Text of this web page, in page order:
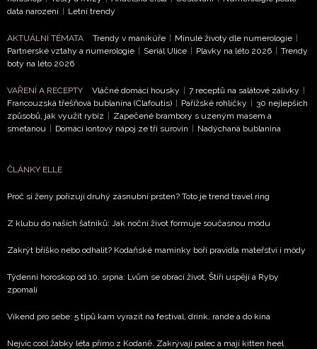
informace od našich partnerů? Pokud souhlasíte se
zpracováním údajů k tomuto účelu podle
soukromí BurdaMedia Extra s.r.o. , zaškrtněte toto pole.
data narození
Letní trendy
AKTUÁLNÍ TÉMATA Trendy v manikúře Minulé životy dle numerologie
Partnerské vztahy a numerologie
Seriál Ulice Plavky na léto 2026
Trendy
boty na léto 2026
VAŘENÍ A RECEPTY Vláčné domácí housky 7 receptů na salátové zálivky
Francouzská třešňová bublanina (Clafoutis)
Pařížské rohlíčky
30 nejlepších
způsobů, jak využít rybíz
Zapečené brambory s uzeným masem a
smetanou
Domácí iontový nápoj ze tří surovin Nadýchaná bublanina
ČLÁNKY ELLE
Proč si ženy pořizují druhý zásnubní prsten? Toto je trend travel ring
Z klubu do našich šatníků: Jak noční život formuje současnou módu
Zakrýt bříško nebo odhalit? Kodaňské maminky boří pravidla mateřství i módy
Týdenní horoskop od 10. srpna: Lvům se obrací život, Štíři uspějí a Ryby
zpomalí
Víkend pro sebe: 5 tipů kam vyrazit na festival, drink, rande a do kina
Nejvíc cool žabky léta přímo z Kodaně. Zakrývají palec a mají kitten heel